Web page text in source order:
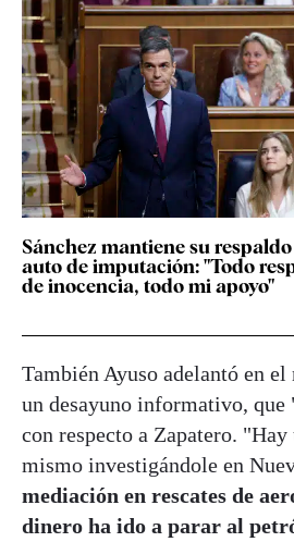
Sánchez mantiene su
auto de imputación: "Todo
de inocencia, todo mi apoyo"
También Ayuso adelantó en el
un desayuno informativo, que
con respecto a Zapatero. "Hay
mismo investigándole en
mediación en rescates de
dinero ha ido a parar al